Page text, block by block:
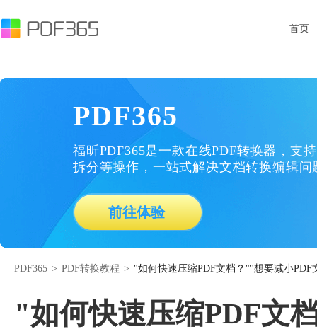
首页
PDF365
福昕PDF365是一款在线PDF转换器，支
拆分等操作，一站式解决文档转换编辑问
前往体验
PDF365 > PDF转换教程 > "如何快速压缩PDF文档？""想要减小PDF
"如何快速压缩PDF文